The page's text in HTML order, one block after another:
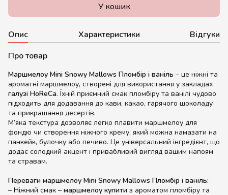
У кошик
Опис Характеристики
Відгуки
Про товар
Маршмелоу Mini Snowy Mallows Пломбір і ваніль – це ніжні та
ароматні маршмелоу, створені для використання у закладах
галузі HoReCa. Їхній приємний смак пломбіру та ванілі чудово
підходить для додавання до кави, какао, гарячого шоколаду
та прикрашання десертів.
М’яка текстура дозволяє легко плавити маршмелоу для
фондю чи створення ніжного крему, який можна намазати на
панкейк, булочку або печиво. Це універсальний інгредієнт, що
додає солодкий акцент і привабливий вигляд вашим напоям
та стравам.
Переваги маршмелоу Mini Snowy Mallows Пломбір і ваніль:
– Ніжний смак – маршмелоу купити з ароматом пломбіру та